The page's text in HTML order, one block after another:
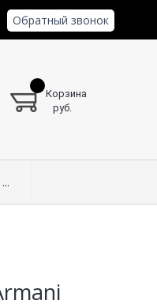
Обратный звонок
Корзина
руб.
...